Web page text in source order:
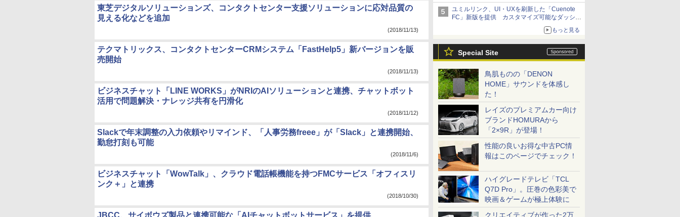
ユミルリンク、UI・UXを刷新した「Cuenote
FC」新版を提供 カスタマイズ可能なダッシュ
もっと見る
Special Site
鳥肌ものの「DENON
HOME」サウンドを体感し
た！
レイズのプレミアムカー向け
ブランドHOMURAから
「2×9R」が登場！
性能の良いお得な中古PC情
報はこのページでチェック！
ハイグレードテレビ「TCL
Q7D Pro」。圧巻の色彩美で
映画＆ゲームが極上体験に
クリエイティブが作った2万
東芝デジタルソリューションズ、コンタクトセンター支援ソリューションに応対品質の
見える化などを追加
(2018/11/13)
テクマトリックス、コンタクトセンターCRMシステム「FastHelp5」新バージョンを販
売開始
(2018/11/13)
ビジネスチャット「LINE WORKS」がNRIのAIソリューションと連携、チャットボット
活用で問題解決・ナレッジ共有を円滑化
(2018/11/12)
Slackで年末調整の入力依頼やリマインド、「人事労務freee」が「Slack」と連携開始、
勤怠打刻も可能
(2018/11/6)
ビジネスチャット「WowTalk」、クラウド電話帳機能を持つFMCサービス「オフィスリ
ンク＋」と連携
(2018/10/30)
JBCC、サイボウズ製品と連携可能な「AIチャットボットサービス」を提供